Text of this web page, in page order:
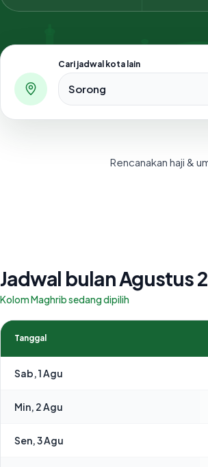
Cari jadwal kota lain
Pilih salah satu dari 500+ kota
Rencanakan haji &
Jadwal bulan Agustus
Kolom Maghrib sedang dipilih
Tanggal
Sab, 1 Agu
Min, 2 Agu
Sen, 3 Agu